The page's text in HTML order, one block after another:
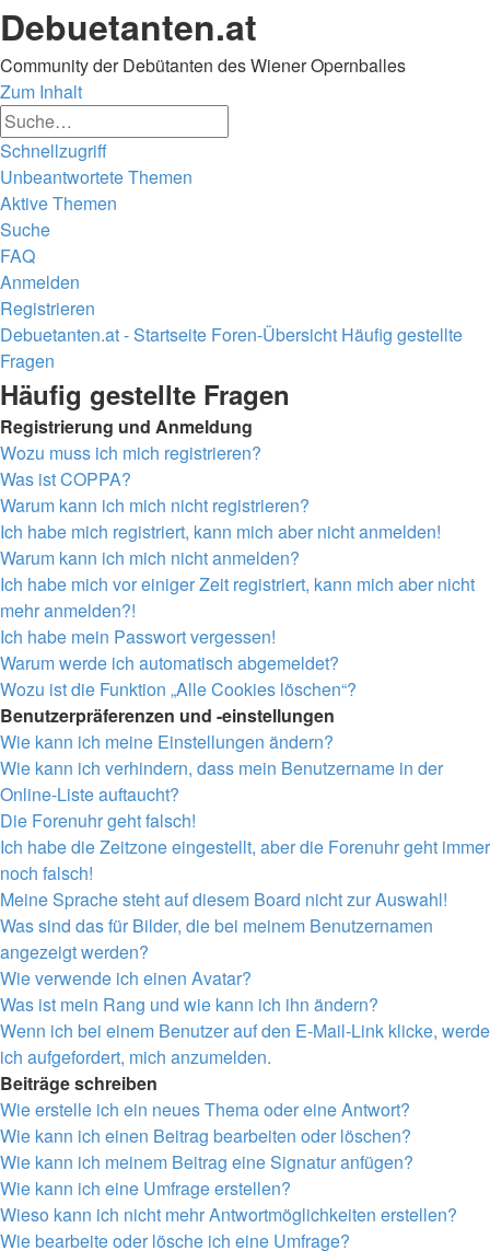
Debuetanten.at
Community der Debütanten des Wiener Opernballes
Zum Inhalt
Schnellzugriff
Unbeantwortete Themen
Aktive Themen
Suche
FAQ
Anmelden
Registrieren
Debuetanten.at - Startseite Foren-Übersicht Häufig gestellte
Fragen
Suche
Häufig gestellte Fragen
Registrierung und Anmeldung
Wozu muss ich mich registrieren?
Was ist COPPA?
Warum kann ich mich nicht registrieren?
Ich habe mich registriert, kann mich aber nicht anmelden!
Warum kann ich mich nicht anmelden?
Ich habe mich vor einiger Zeit registriert, kann mich aber nicht
mehr anmelden?!
Ich habe mein Passwort vergessen!
Warum werde ich automatisch abgemeldet?
Wozu ist die Funktion „Alle Cookies löschen“?
Benutzerpräferenzen und -einstellungen
Wie kann ich meine Einstellungen ändern?
Wie kann ich verhindern, dass mein Benutzername in der
Online-Liste auftaucht?
Die Forenuhr geht falsch!
Ich habe die Zeitzone eingestellt, aber die Forenuhr geht immer
noch falsch!
Meine Sprache steht auf diesem Board nicht zur Auswahl!
Was sind das für Bilder, die bei meinem Benutzernamen
angezeigt werden?
Wie verwende ich einen Avatar?
Was ist mein Rang und wie kann ich ihn ändern?
Wenn ich bei einem Benutzer auf den E-Mail-Link klicke, werde
ich aufgefordert, mich anzumelden.
Beiträge schreiben
Wie erstelle ich ein neues Thema oder eine Antwort?
Wie kann ich einen Beitrag bearbeiten oder löschen?
Wie kann ich meinem Beitrag eine Signatur anfügen?
Wie kann ich eine Umfrage erstellen?
Wieso kann ich nicht mehr Antwortmöglichkeiten erstellen?
Wie bearbeite oder lösche ich eine Umfrage?